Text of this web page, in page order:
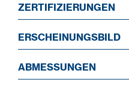
ZERTIFIZIERUNGEN
ERSCHEINUNGSBILD
ABMESSUNGEN